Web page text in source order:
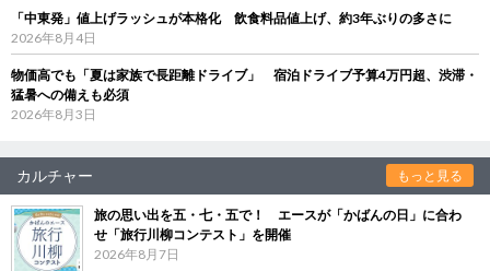
「中東発」値上げラッシュが本格化 飲食料品値上げ、約3年ぶりの多さに
2026年8月4日
物価高でも「夏は家族で長距離ドライブ」 宿泊ドライブ予算4万円超、渋滞・
猛暑への備えも必須
2026年8月3日
カルチャー もっと見る
旅の思い出を五・七・五で！ エースが「かばんの日」に合わ
せ「旅行川柳コンテスト」を開催
2026年8月7日